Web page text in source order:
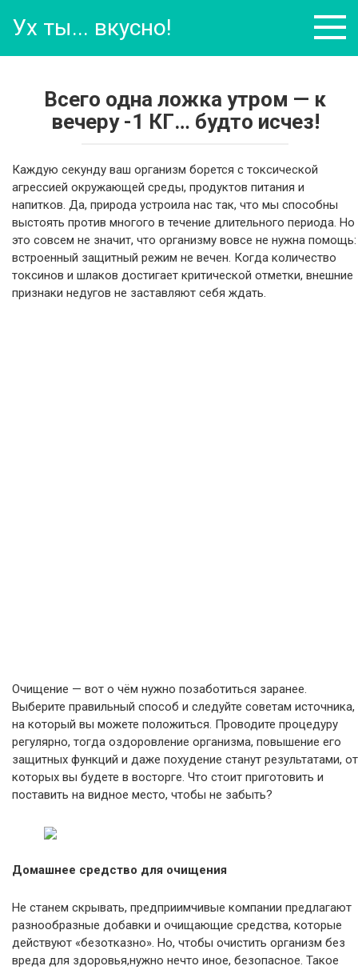
Ух ты... вкусно!
Всего одна ложка утром — к
вечеру -1 КГ… будто исчез!
Каждую секунду ваш организм борется с токсической
агрессией окружающей среды, продуктов питания и
напитков. Да, природа устроила нас так, что мы способны
выстоять против многого в течение длительного периода. Но
это совсем не значит, что организму вовсе не нужна помощь:
встроенный защитный режим не вечен. Когда количество
токсинов и шлаков достигает критической отметки, внешние
признаки недугов не заставляют себя ждать.
Очищение — вот о чём нужно позаботиться заранее.
Выберите правильный способ и следуйте советам источника,
на который вы можете положиться. Проводите процедуру
регулярно, тогда оздоровление организма, повышение его
защитных функций и даже похудение станут результатами, от
которых вы будете в восторге. Что стоит приготовить и
поставить на видное место, чтобы не забыть?
Домашнее средство для очищения
Не станем скрывать, предприимчивые компании предлагают
разнообразные добавки и очищающие средства, которые
действуют «безотказно». Но, чтобы очистить организм без
вреда для здоровья,нужно нечто иное, безопасное. Такое